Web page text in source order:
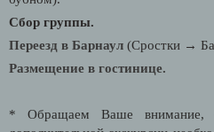
Сбор группы.
Переезд в Барнаул (Сростки →
Размещение в гостинице.
* Обращаем Ваше внимание,